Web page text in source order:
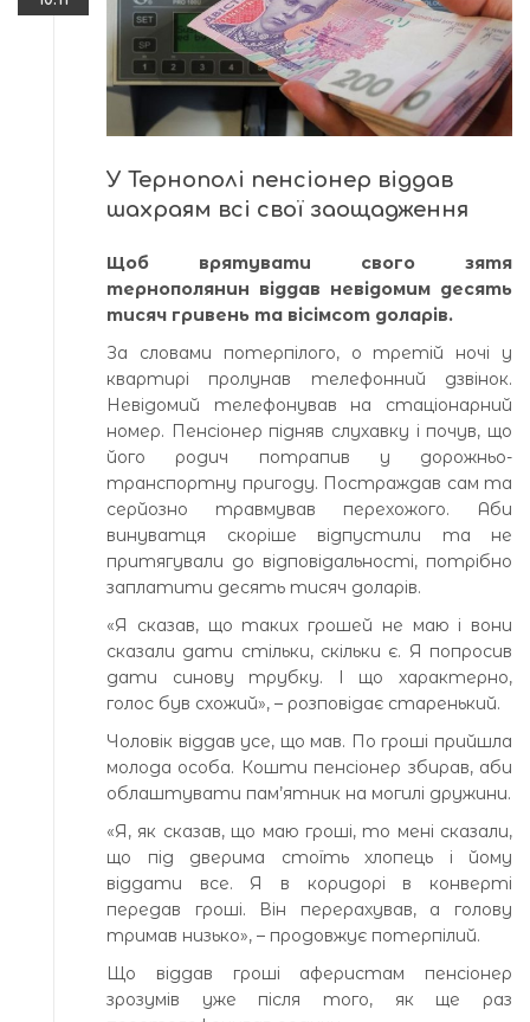
У Тернополі пенсіонер віддав
шахраям всі свої заощадження
Щоб врятувати свого зятя
тернополянин віддав невідомим десять
тисяч гривень та вісімсот доларів.
За словами потерпілого, о третій ночі у
квартирі пролунав телефонний дзвінок.
Невідомий телефонував на стаціонарний
номер. Пенсіонер підняв слухавку і почув, що
його родич потрапив у дорожньо-
транспортну пригоду. Постраждав сам та
серйозно травмував перехожого. Аби
винуватця скоріше відпустили та не
притягували до відповідальності, потрібно
заплатити десять тисяч доларів.
«Я сказав, що таких грошей не маю і вони
сказали дати стільки, скільки є. Я попросив
дати синову трубку. І що характерно,
голос був схожий», – розповідає старенький.
Чоловік віддав усе, що мав. По гроші прийшла
молода особа. Кошти пенсіонер збирав, аби
облаштувати пам’ятник на могилі дружини.
«Я, як сказав, що маю гроші, то мені сказали,
що під дверима стоїть хлопець і йому
віддати все. Я в коридорі в конверті
передав гроші. Він перерахував, а голову
тримав низько», – продовжує потерпілий.
Що віддав гроші аферистам пенсіонер
зрозумів уже після того, як ще раз